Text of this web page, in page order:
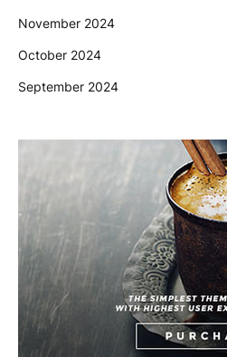
November 2024
October 2024
September 2024